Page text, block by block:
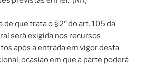
de que trata o § 2º do art. 105 da
será exigida nos recursos
após a entrada em vigor desta
ocasião em que a parte poderá